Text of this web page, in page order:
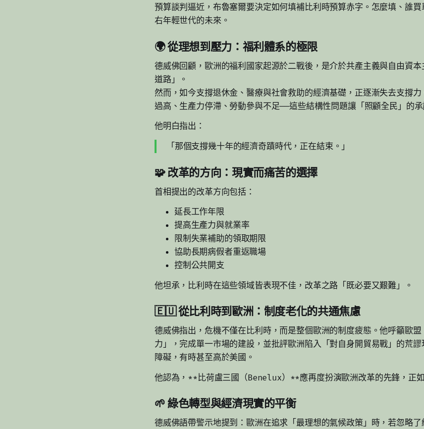
預算談判逼近，布魯塞爾要決定如何填補比利時預算赤字。怎麼填、誰
右年輕世代的未來。
🌍 從理想到壓力：福利體系的極限
德威佛回顧，歐洲的福利國家起源於二戰後，是介於共產主義與自由資
道路」。
然而，如今支撐退休金、醫療與社會救助的經濟基礎，正逐漸失去支撐
過高、生產力停滯、勞動參與不足——這些結構性問題讓「照顧全民」的承
他明白指出：
「那個支撐幾十年的經濟奇蹟時代，正在結束。」
🧩 改革的方向：現實而痛苦的選擇
首相提出的改革方向包括：
延長工作年限
提高生產力與就業率
限制失業補助的領取期限
協助長期病假者重返職場
控制公共開支
他坦承，比利時在這些領域皆表現不佳，改革之路「既必要又艱難」。
🇪🇺 從比利時到歐洲：制度老化的共通焦慮
德威佛指出，危機不僅在比利時，而是整個歐洲的制度疲態。他呼籲歐
力」，完成單一市場的建設，並批評歐洲陷入「對自身開貿易戰」的荒
障礙，有時甚至高於美國。
他認為，**比荷盧三國（Benelux）**應再度扮演歐洲改革的先鋒，正如
🌱 綠色轉型與經濟現實的平衡
德威佛語帶警示地提到：歐洲在追求「最理想的氣候政策」時，若忽略